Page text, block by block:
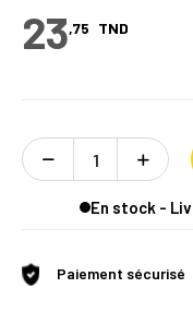
23,75 TND
En stock -
Paiement sécurisé